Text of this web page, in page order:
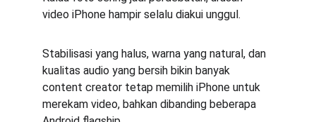
video iPhone hampir selalu diakui unggul.
Stabilisasi yang halus, warna yang natural, dan
kualitas audio yang bersih bikin banyak
content creator tetap memilih iPhone untuk
merekam video, bahkan dibanding beberapa